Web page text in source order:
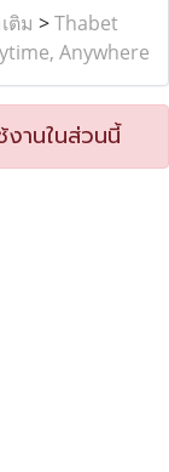
ติม >Thabet
Anywhere
งานในส่วนนี้